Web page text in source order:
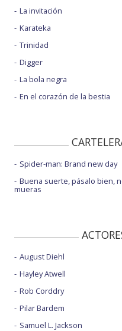
La invitación
Karateka
Trinidad
Digger
La bola negra
En el corazón de la bestia
Spider-man: Brand new day
Buena suerte, pásalo bien,
mueras
August Diehl
Hayley Atwell
Rob Corddry
Pilar Bardem
Samuel L. Jackson